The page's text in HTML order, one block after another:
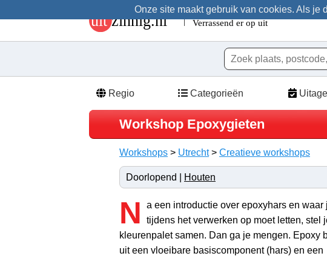
Onze site maakt gebruik van cookies. Als je
Regio Categorieën
Workshop Epoxygieten
Workshops > Utrecht> Creatieve workshops
Doorlopend | Houten
N
a een introductie over epoxyhars en waar
tijdens het verwerken op moet letten, stel
kleurenpalet samen. Dan ga je mengen. Epoxy
uit een vloeibare basiscomponent (hars) en een